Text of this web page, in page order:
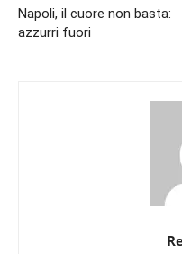
Napoli, il cuore non basta:
azzurri fuori